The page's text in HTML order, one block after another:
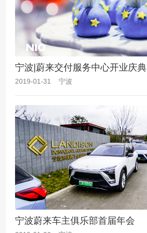
宁波|蔚来交付服务中心开业庆典
2019-01-31 宁波
宁波蔚来车主俱乐部首届年会